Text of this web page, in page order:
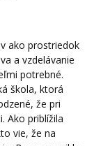
ako prostriedok
a vzdelávanie
potrebné.
škola, ktorá
že pri
Ako priblížila
vie, že na